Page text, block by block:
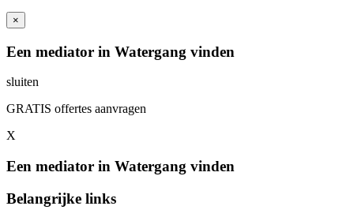
×
Een mediator in Watergang vinden
sluiten
GRATIS offertes aanvragen
X
Een mediator in Watergang vinden
Belangrijke links